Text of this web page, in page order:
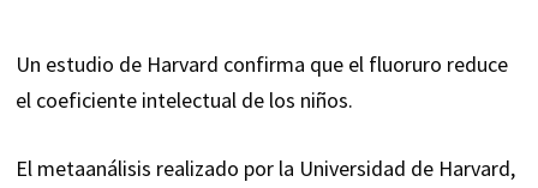
Un estudio de Harvard confirma que el fluoruro reduce
el coeficiente intelectual de los niños.
El metaanálisis realizado por la Universidad de Harvard,